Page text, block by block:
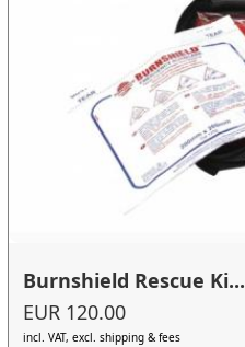
Burnshield Rescue Ki...
EUR 120.00
incl. VAT, excl. shipping & fees